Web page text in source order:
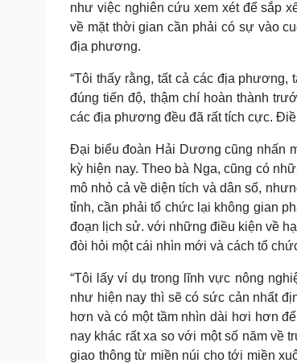
như việc nghiên cứu xem xét để sắp
về mặt thời gian cần phải có sự vào
địa phương.
“Tôi thấy rằng, tất cả các địa
đúng tiến độ, thậm chí hoàn thành
các địa phương đều đã rất tích cực.
Đại biểu đoàn Hải Dương cũng nhấn
kỳ hiện nay. Theo bà Nga, cũng có
mô nhỏ cả về diện tích và dân số,
tỉnh, cần phải tổ chức lại không gian
đoạn lịch sử. với những điều kiện về
đòi hỏi một cái nhìn mới và cách tổ
“Tôi lấy ví dụ trong lĩnh vực nông
như hiện nay thì sẽ có sức cản nhất
hơn và có một tầm nhìn dài hơi hơn
nay khác rất xa so với một số năm về
giao thông từ miền núi cho tới miền